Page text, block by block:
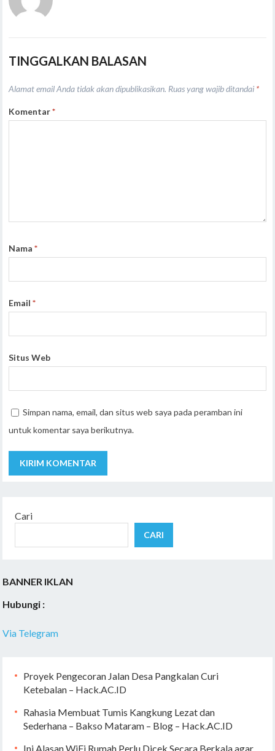
TINGGALKAN BALASAN
Alamat email Anda tidak akan dipublikasikan. Ruas yang wajib ditandai *
Komentar*
Nama*
Email*
Situs Web
Simpan nama, email, dan situs web saya pada peramban ini
untuk komentar saya berikutnya.
Cari
CARI
BANNER IKLAN
Hubungi :
Via Telegram
Proyek Pengecoran Jalan Desa Pangkalan Curi
Ketebalan – Hack.AC.ID
Rahasia Membuat Tumis Kangkung Lezat dan
Sederhana – Bakso Mataram – Blog – Hack.AC.ID
Ini Alasan WiFi Rumah Perlu Dicek Secara Berkala agar